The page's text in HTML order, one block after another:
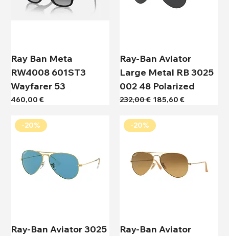
Ray Ban Meta
RW4008 601ST3
Wayfarer 53
Τιμή
460,00 €
Ray-Ban Aviator
Large Metal RB 3025
002 48 Polarized
Κανονική τιμή
232,00 € Τιμή Έκπτωσης
185,60 €
-20%
Ray-Ban Aviator 3025
-20%
Ray-Ban Aviator